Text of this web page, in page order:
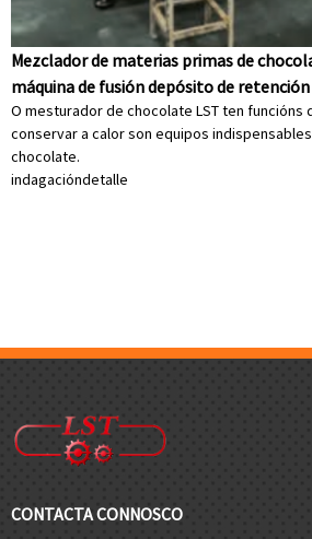
Mezclador de materias primas de
máquina de fusión depósito de
O mesturador de chocolate LST ten funcións
conservar a calor son equipos
chocolate.
indagacióndetalle
CONTACTA CONNOSCO